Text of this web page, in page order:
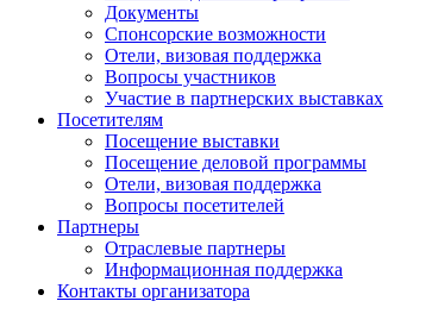
Документы
Спонсорские возможности
Отели, визовая поддержка
Вопросы участников
Участие в партнерских выставках
Посетителям
Посещение выставки
Посещение деловой программы
Отели, визовая поддержка
Вопросы посетителей
Партнеры
Отраслевые партнеры
Информационная поддержка
Контакты организатора